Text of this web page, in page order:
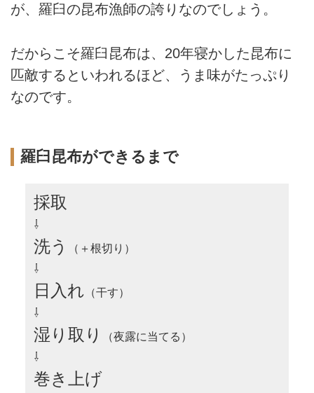
が、羅臼の昆布漁師の誇りなのでしょう。
だからこそ羅臼昆布は、20年寝かした昆布に
匹敵するといわれるほど、うま味がたっぷり
なのです。
羅臼昆布ができるまで
採取
⇩
洗う
（＋根切り）
⇩
日入れ （干す）
⇩
湿り取り
（夜露に当てる）
⇩
巻き上げ